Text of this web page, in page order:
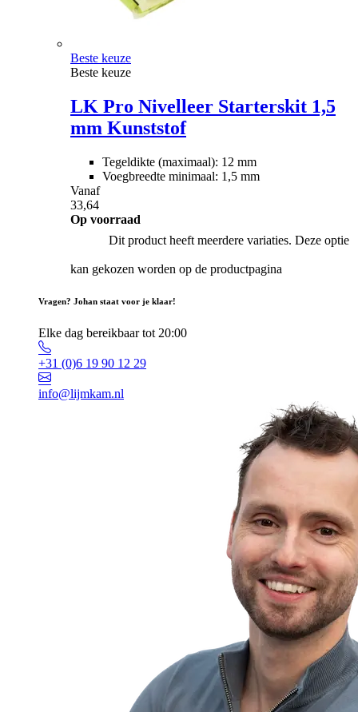
Beste keuze
Beste keuze
LK Pro Nivelleer Starterskit 1,5
mm Kunststof
Tegeldikte (maximaal): 12 mm
Voegbreedte minimaal: 1,5 mm
Vanaf
33,64
Op voorraad
Dit product heeft meerdere variaties. Deze optie
kan gekozen worden op de productpagina
Vragen? Johan staat voor je klaar!
Elke dag bereikbaar tot 20:00
+31 (0)6 19 90 12 29
info@lijmkam.nl